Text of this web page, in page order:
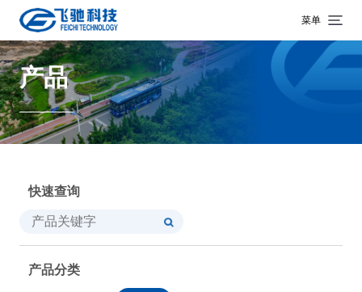
菜单
产品
快速查询
产品分类